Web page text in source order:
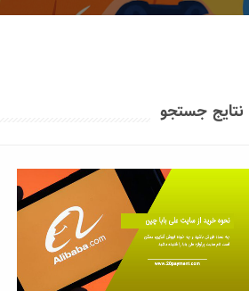
نتایج جستجو